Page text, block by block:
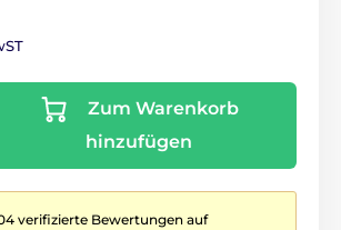
Zum Warenkorb
hinzufügen
verifizierte Bewertungen auf